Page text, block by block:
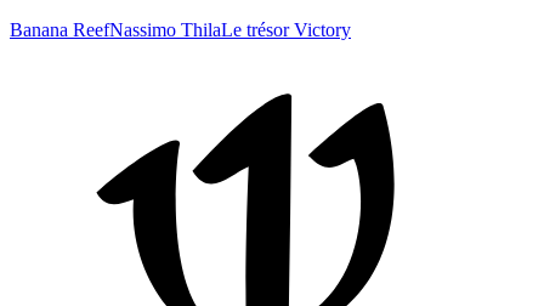
Banana ReefNassimo ThilaLe trésor Victory